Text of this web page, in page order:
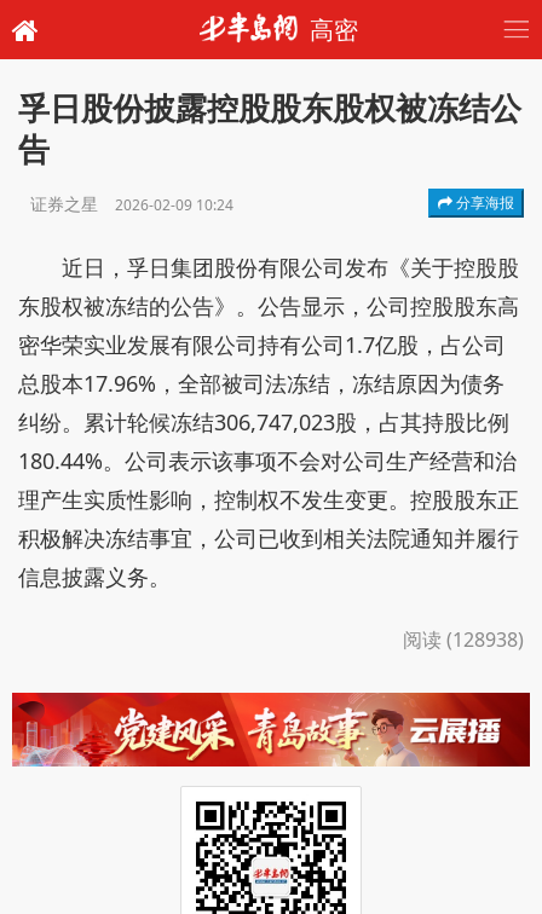
高密
孚日股份披露控股股东股权被冻结公
告
证券之星 2026-02-09 10:24 分享海报
近日，孚日集团股份有限公司发布《关于控股股
东股权被冻结的公告》。公告显示，公司控股股东高
密华荣实业发展有限公司持有公司1.7亿股，占公司
总股本17.96%，全部被司法冻结，冻结原因为债务
纠纷。累计轮候冻结306,747,023股，占其持股比例
180.44%。公司表示该事项不会对公司生产经营和治
理产生实质性影响，控制权不发生变更。控股股东正
积极解决冻结事宜，公司已收到相关法院通知并履行
信息披露义务。
阅读 (128938)